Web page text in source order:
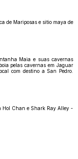
de Mariposas e sitio maya de
Maia e suas cavernas
pelas cavernas em Jaguar
com destino a San Pedro.
Hol Chan e Shark Ray Alley -